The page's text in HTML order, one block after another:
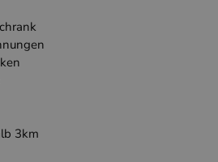
3km